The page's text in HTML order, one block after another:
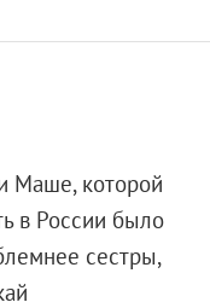
Маше, которой
в России было
сестры,